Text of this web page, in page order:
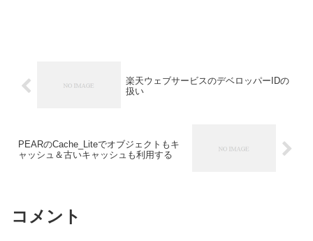
楽天ウェブサービスのデベロッパーIDの
扱い
PEARのCache_Liteでオブジェクトもキ
ャッシュ＆古いキャッシュも利用する
コメント